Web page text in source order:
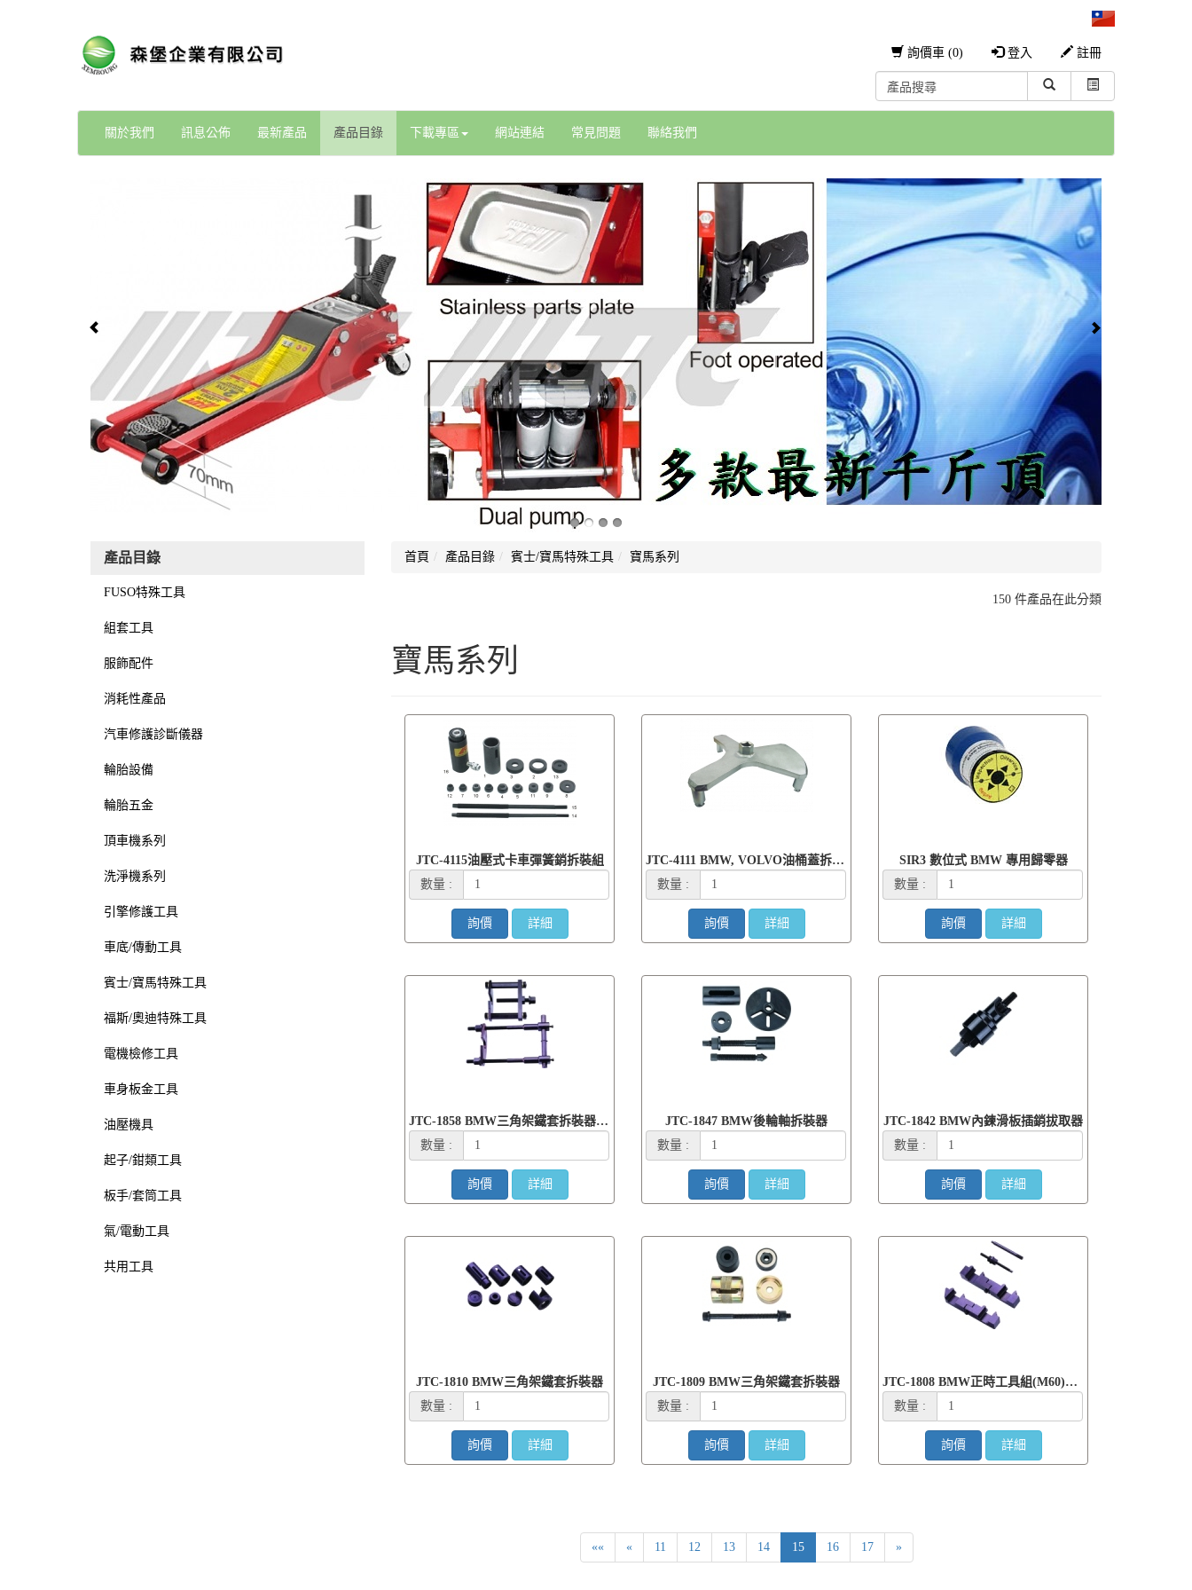
詢價車 (0) 登入 註冊
關於我們 訊息公佈 最新產品 產品目錄 下載專區 網站連結 常見問題 聯絡我們
產品目錄
FUSO特殊工具
組套工具
服飾配件
消耗性產品
汽車修護診斷儀器
輪胎設備
輪胎五金
頂車機系列
洗淨機系列
引擎修護工具
車底/傳動工具
賓士/寶馬特殊工具
福斯/奧迪特殊工具
電機檢修工具
車身板金工具
油壓機具
起子/鉗類工具
板手/套筒工具
氣/電動工具
共用工具
首頁 產品目錄 賓士/寶馬特殊工具 寶馬系列
150 件產品在此分類
寶馬系列
JTC-4115油壓式卡車彈簧銷拆裝組
數量 :
詢價 詳細
JTC-4111 BMW, VOLVO油桶蓋拆裝器
數量 :
詢價 詳細
SIR3 數位式 BMW 專用歸零器
數量 :
詢價 詳細
JTC-1858 BMW三角架鐵套拆裝器仰角邊用
數量 :
詢價 詳細
JTC-1847 BMW後輪軸拆裝器
數量 :
詢價 詳細
JTC-1842 BMW內鍊滑板插銷拔取器
數量 :
詢價 詳細
JTC-1810 BMW三角架鐵套拆裝器
數量 :
詢價 詳細
JTC-1809 BMW三角架鐵套拆裝器
數量 :
詢價 詳細
JTC-1808 BMW正時工具組(M60)引擎
數量 :
詢價 詳細
«« « 11 12 13 14 15 16 17 »